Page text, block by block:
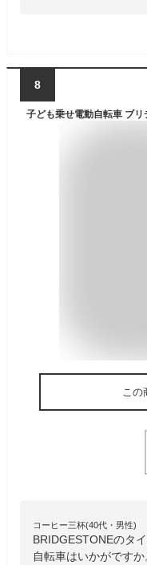
8
この
コーヒー三杯(40代・男性)
BRIDGESTONEのタ
自転車はいかがです